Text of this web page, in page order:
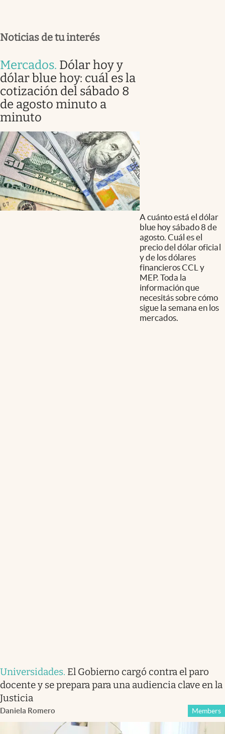
Noticias de tu interés
Mercados. Dólar hoy y
dólar blue hoy: cuál es la
cotización del sábado 8
de agosto minuto a
minuto
A cuánto está el dólar
blue hoy sábado 8 de
agosto. Cuál es el
precio del dólar oficial
y de los dólares
financieros CCL y
MEP. Toda la
información que
necesitás sobre cómo
sigue la semana en los
mercados.
Universidades. El Gobierno cargó contra el paro
docente y se prepara para una audiencia clave en la
Justicia
Daniela Romero Members